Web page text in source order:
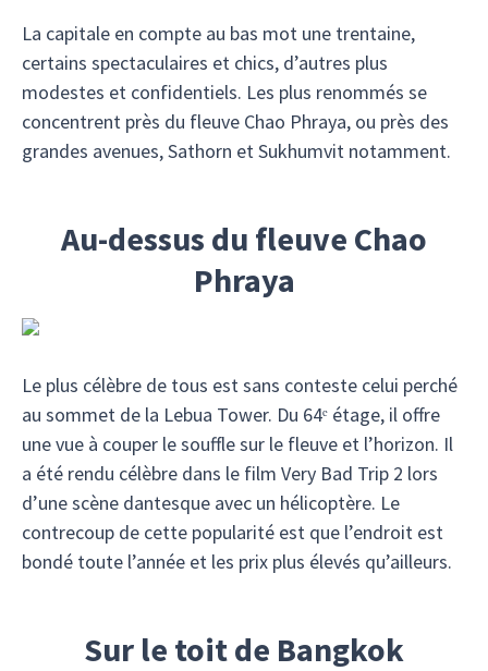
La capitale en compte au bas mot une trentaine,
certains spectaculaires et chics, d’autres plus
modestes et confidentiels. Les plus renommés se
concentrent près du fleuve Chao Phraya, ou près des
grandes avenues, Sathorn et Sukhumvit notamment.
Au-dessus du fleuve Chao
Phraya
Le plus célèbre de tous est sans conteste celui perché
au sommet de la Lebua Tower. Du 64ᵉ étage, il offre
une vue à couper le souffle sur le fleuve et l’horizon. Il
a été rendu célèbre dans le film Very Bad Trip 2 lors
d’une scène dantesque avec un hélicoptère. Le
contrecoup de cette popularité est que l’endroit est
bondé toute l’année et les prix plus élevés qu’ailleurs.
Sur le toit de Bangkok